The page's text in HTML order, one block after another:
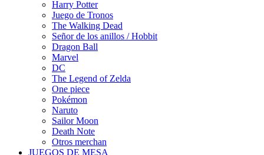
Harry Potter
Juego de Tronos
The Walking Dead
Señor de los anillos / Hobbit
Dragon Ball
Marvel
DC
The Legend of Zelda
One piece
Pokémon
Naruto
Sailor Moon
Death Note
Otros merchan
JUEGOS DE MESA